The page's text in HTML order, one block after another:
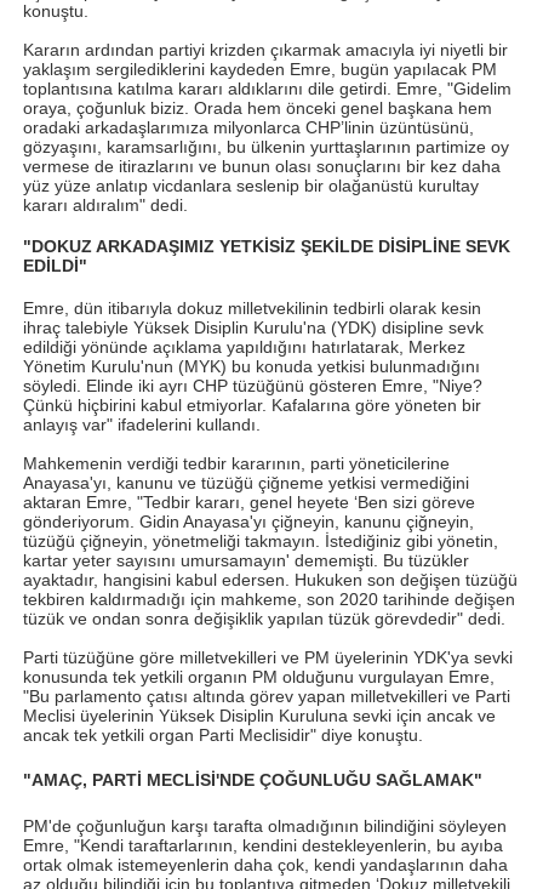
konuştu.
Kararın ardından partiyi krizden çıkarmak amacıyla iyi niyetli bir
yaklaşım sergilediklerini kaydeden Emre, bugün yapılacak PM
toplantısına katılma kararı aldıklarını dile getirdi. Emre, "Gidelim
oraya, çoğunluk biziz. Orada hem önceki genel başkana hem
oradaki arkadaşlarımıza milyonlarca CHP’linin üzüntüsünü,
gözyaşını, karamsarlığını, bu ülkenin yurttaşlarının partimize oy
vermese de itirazlarını ve bunun olası sonuçlarını bir kez daha
yüz yüze anlatıp vicdanlara seslenip bir olağanüstü kurultay
kararı aldıralım" dedi.
"DOKUZ ARKADAŞIMIZ YETKİSİZ ŞEKİLDE DİSİPLİNE SEVK
EDİLDİ"
Emre, dün itibarıyla dokuz milletvekilinin tedbirli olarak kesin
ihraç talebiyle Yüksek Disiplin Kurulu'na (YDK) disipline sevk
edildiği yönünde açıklama yapıldığını hatırlatarak, Merkez
Yönetim Kurulu'nun (MYK) bu konuda yetkisi bulunmadığını
söyledi. Elinde iki ayrı CHP tüzüğünü gösteren Emre, "Niye?
Çünkü hiçbirini kabul etmiyorlar. Kafalarına göre yöneten bir
anlayış var" ifadelerini kullandı.
Mahkemenin verdiği tedbir kararının, parti yöneticilerine
Anayasa'yı, kanunu ve tüzüğü çiğneme yetkisi vermediğini
aktaran Emre, "Tedbir kararı, genel heyete ‘Ben sizi göreve
gönderiyorum. Gidin Anayasa'yı çiğneyin, kanunu çiğneyin,
tüzüğü çiğneyin, yönetmeliği takmayın. İstediğiniz gibi yönetin,
kartar yeter sayısını umursamayın' dememişti. Bu tüzükler
ayaktadır, hangisini kabul edersen. Hukuken son değişen tüzüğü
tekbiren kaldırmadığı için mahkeme, son 2020 tarihinde değişen
tüzük ve ondan sonra değişiklik yapılan tüzük görevdedir" dedi.
Parti tüzüğüne göre milletvekilleri ve PM üyelerinin YDK'ya sevki
konusunda tek yetkili organın PM olduğunu vurgulayan Emre,
"Bu parlamento çatısı altında görev yapan milletvekilleri ve Parti
Meclisi üyelerinin Yüksek Disiplin Kuruluna sevki için ancak ve
ancak tek yetkili organ Parti Meclisidir" diye konuştu.
"AMAÇ, PARTİ MECLİSİ'NDE ÇOĞUNLUĞU SAĞLAMAK"
PM'de çoğunluğun karşı tarafta olmadığının bilindiğini söyleyen
Emre, "Kendi taraftarlarının, kendini destekleyenlerin, bu ayıba
ortak olmak istemeyenlerin daha çok, kendi yandaşlarının daha
az olduğu bilindiği için bu toplantıya gitmeden ‘Dokuz milletvekili